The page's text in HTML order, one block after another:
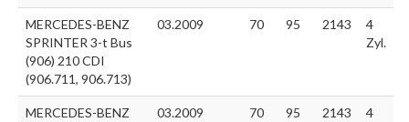
MERCEDES-BENZ
SPRINTER 3-t Bus
(906) 210 CDI
(906.711, 906.713)
03.2009 70 95 2143
4
Zyl.
MERCEDES-BENZ
03.2009 70 95 2143
4